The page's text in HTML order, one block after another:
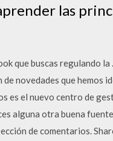
las
que buscas regulando la
novedades que hemos
el nuevo centro de
alguna otra buena
de comentarios.